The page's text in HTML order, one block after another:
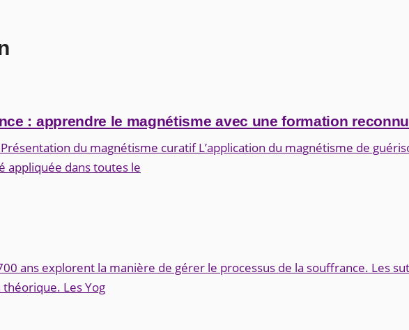
: apprendre le magnétisme avec une formation
du magnétisme curatif L’application du magnétisme de
appliquée dans toutes le
ans explorent la manière de gérer le processus de la souffrance. Les
Les Yog